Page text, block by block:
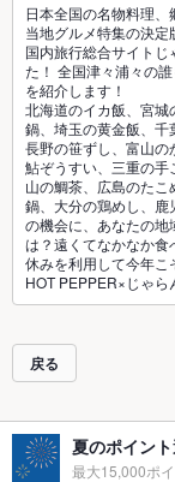
日本全国の名物料理
当地グルメ特集の決定
国内旅行総合サイト
た！ 全国津々浦々の
を紹介します！
北海道のイカ飯、宮
鍋、埼玉の黄金飯、千
長野の笹ずし、富山
鮎ぞうすい、三重の
山の鯛茶、広島のた
鍋、大分の鶏めし、鹿
の機会に、あなたの
は？遠くてなかなか
休みを利用して今年こ
HOT PEPPER×じゃら
戻る
夏のポイン
最大15,000ポ